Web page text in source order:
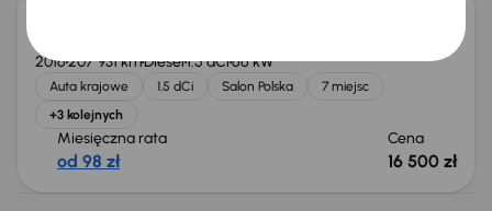
2016207 931 kmDiesel1.5 dCi66 kW
Auta krajowe 1.5 dCi Salon Polska
7 miejsc
+3 kolejnych
Miesięczna rata
od 98 zł
Cena
16 500 zł